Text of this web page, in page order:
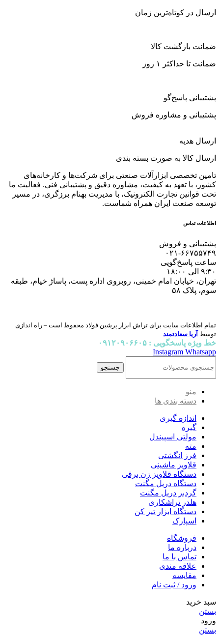
ارسال در کوتاه‌ترین زمان
ضمانت بازگشت کالا
ضمانت تا حداکثر ۱ روز
پشتیبانی پاسخ‌گو
پشتیبانی و مشاوره فروش
ارسال هدیه
ارسال کالا به صورت بسته بندی
تامین تخصصی ابزارآلات صنعتی برای شرکت‌ها و کارخانه‌های
کشور، با تعهد به کیفیت، مشاوره دقیق و پشتیبانی فنی. فعالیت ما
تحت قوانین تجارت الکترونیک، با مدیریت بهنام برزگری، در مسیر
توسعه صنعت ایران همراه شماست.
اطلاعات تماس
پشتیبانی و فروش
۰۲۱-۶۶۷۵۵۷۴۹
ساعت پاسخ‌گویی
۹:۳۰ الی ۱۸:۰۰
تهران، خیابان امام خمینی، روبروی اداره پست، پاساژ خیام، طبقه
سوم، پلاک ۵۸
تمام اطلاعات سایت برای تراش ابزار پرشین فولاد محفوظ است – راه اندازی
توسط آریا سعادتمند
خط ویژه پاسخگویی : ۰۹۱۲۰۹۰۶۶۰۵
Instagram Whatsapp
جستجو
منو
دسته بندی ها
اندازه گیری
گیره
مولتی اسپیندل
مته
فرز انگشتی
قلاویز ماشینی
دستگاه قلاویز زن برقی
دستگاه دریل مگنت
گردبر دریل مگنت
هلدر تراشکاری
دستگاه ابزار تیز کن
اسپارک
فروشگاه
درباره ما
تماس با ما
علاقه مندی
مقایسه
ورود / ثبت نام
سبد خرید
بستن
ورود
بستن